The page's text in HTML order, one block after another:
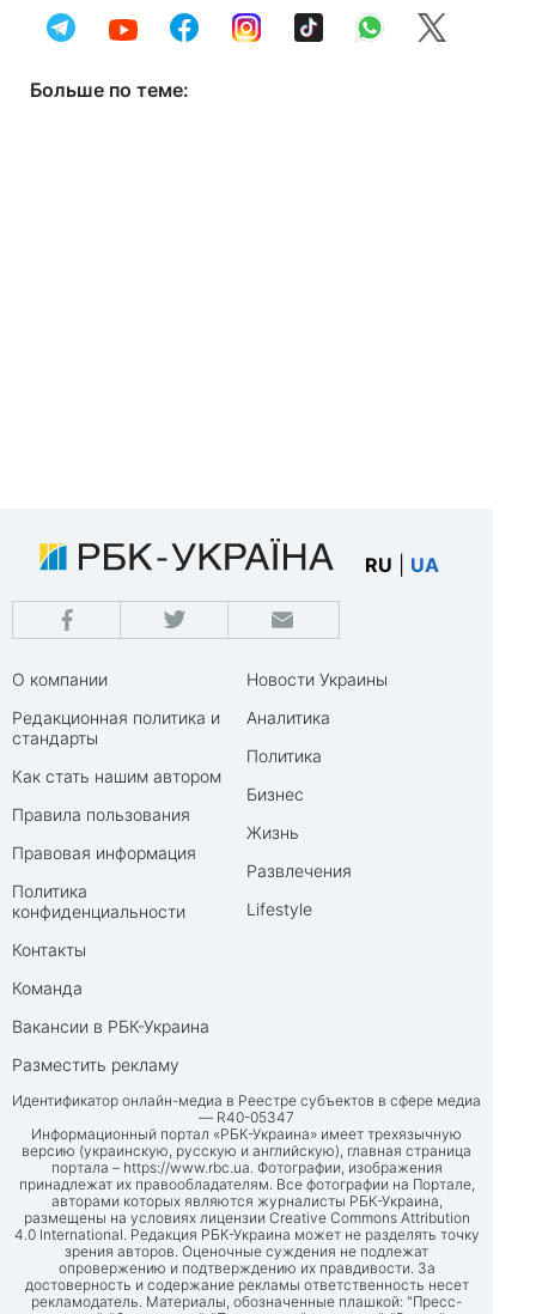
Больше по теме:
RU UA
О компании
Редакционная политика и
стандарты
Как стать нашим автором
Правила пользования
Правовая информация
Политика
конфиденциальности
Контакты
Команда
Вакансии в РБК-Украина
Разместить рекламу
Новости Украины
Аналитика
Политика
Бизнес
Жизнь
Развлечения
Lifestyle
Идентификатор онлайн-медиа в Реестре субъектов в сфере медиа
— R40-05347
Информационный портал «РБК-Украина» имеет трехязычную
версию (украинскую, русскую и английскую), главная страница
портала – https://www.rbc.ua. Фотографии, изображения
принадлежат их правообладателям. Все фотографии на Портале,
авторами которых являются журналисты РБК-Украина,
размещены на условиях лицензии Creative Commons Attribution
4.0 International. Редакция РБК-Украина может не разделять точку
зрения авторов. Оценочные суждения не подлежат
опровержению и подтверждению их правдивости. За
достоверность и содержание рекламы ответственность несет
рекламодатель. Материалы, обозначенные плашкой: "Пресс-